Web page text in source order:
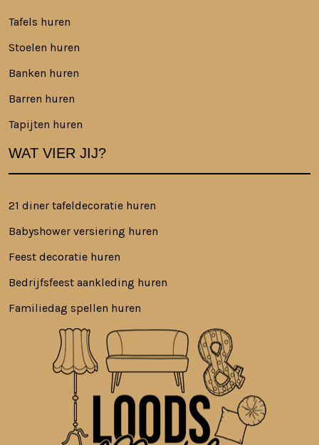
Tafels huren
Stoelen huren
Banken huren
Barren huren
Tapijten huren
WAT VIER JIJ?
21 diner tafeldecoratie huren
Babyshower versiering huren
Feest decoratie huren
Bedrijfsfeest aankleding huren
Familiedag spellen huren